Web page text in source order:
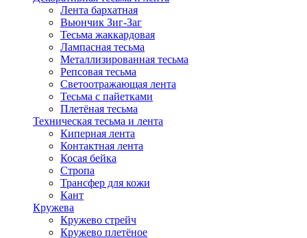
Лента бархатная
Вьюнчик Зиг-Заг
Тесьма жаккардовая
Лампасная тесьма
Металлизированная тесьма
Репсовая тесьма
Светоотражающая лента
Тесьма с пайетками
Плетёная тесьма
Техническая тесьма и лента
Киперная лента
Контактная лента
Косая бейка
Стропа
Трансфер для кожи
Кант
Кружева
Кружево стрейч
Кружево плетёное